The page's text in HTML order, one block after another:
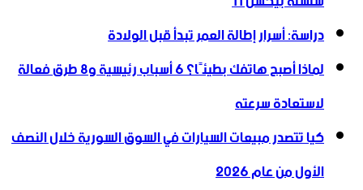
دراسة: أسرار إطالة العمر تبدأ قبل الولادة
لماذا أصبح هاتفك بطيئًا؟ 6 أسباب رئيسية و8 طرق فعالة
لاستعادة سرعته
كيا تتصدر مبيعات السيارات في السوق السورية خلال النصف
الأول من عام 2026